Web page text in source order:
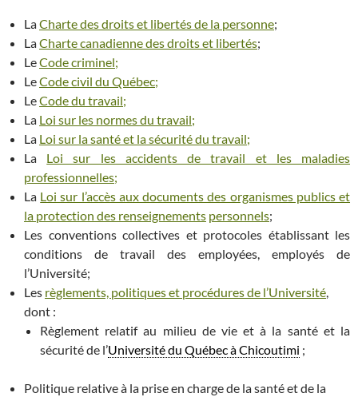
LaCharte des droits et libertés de la personne;
LaCharte canadienne des droits et libertés;
LeCode criminel;
LeCode civil du Québec;
LeCode du travail;
La Loi sur les normes du travail;
La Loi sur la santé et la sécurité du travail;
La Loi sur les accidents de travail et les maladies
professionnelles;
La Loi sur l’accès aux documents des organismes publics et
la protection des renseignements personnels;
Les conventions collectives et protocoles établissant les
conditions de travail des employées, employés de
l’Université;
Les règlements, politiques et procédures de l’Université,
dont :
Règlement relatif au milieu de vie et à la santé et la
sécurité de l’Université du Québec à Chicoutimi ;
Politique relative à la prise en charge de la santé et de la